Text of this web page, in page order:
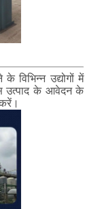
विभिन्न उद्योगों में
उत्पाद के आवेदन के